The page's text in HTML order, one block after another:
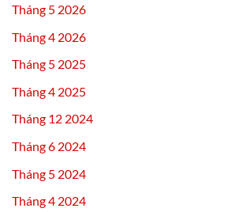
Tháng 5 2026
Tháng 4 2026
Tháng 5 2025
Tháng 4 2025
Tháng 12 2024
Tháng 6 2024
Tháng 5 2024
Tháng 4 2024